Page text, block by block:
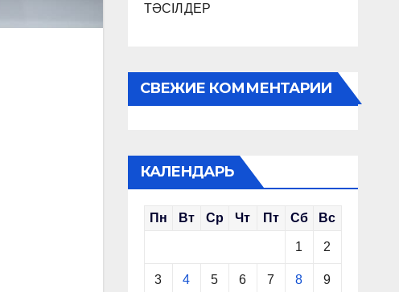
ТӘСІЛДЕР
СВЕЖИЕ КОММЕНТАРИИ
КАЛЕНДАРЬ
Пн Вт Ср Чт Пт Сб Вс
1 2
3 4 5 6 7 8 9